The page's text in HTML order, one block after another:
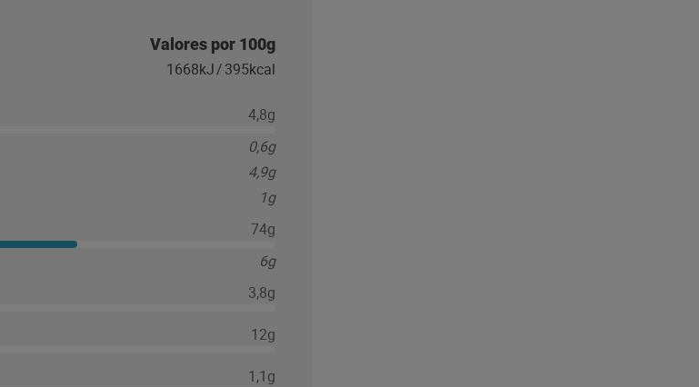
Valores por 100g
1668kJ/395kcal
4,8g
0,6g
4,9g
1g
74g
6g
3,8g
12g
1,1g